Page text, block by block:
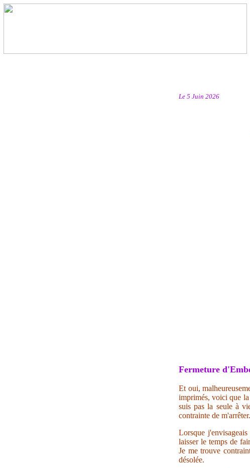
Le 5 Juin 2026
Fermeture
Et oui,
imprimés, voici que la
suis pas la seule à
contrainte de m'arrêter.
Lorsque
laisser le temps de
Je me trouve
désolée.